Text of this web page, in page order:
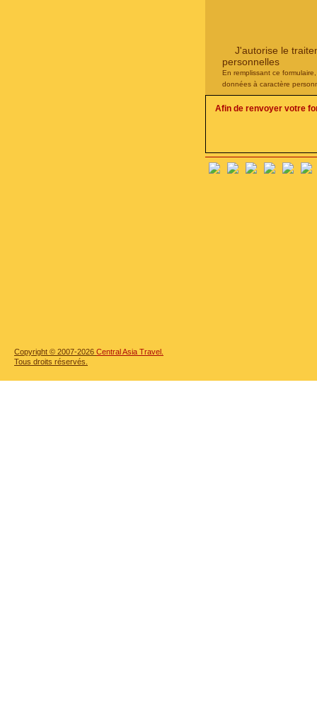
J'autorise le
personnelles
En remplissant ce
données à caractère
Afin de renvoyer votre
Copyright © 2007-2026 Central Asia Travel.
Tous droits réservés.